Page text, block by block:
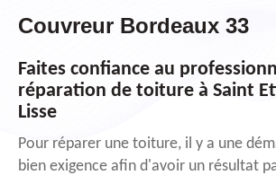
Couvreur Bordeaux 33
Faites confiance au
réparation de toiture à Saint
Lisse
Pour réparer une toiture, il y a une
bien exigence afin d'avoir un résultat